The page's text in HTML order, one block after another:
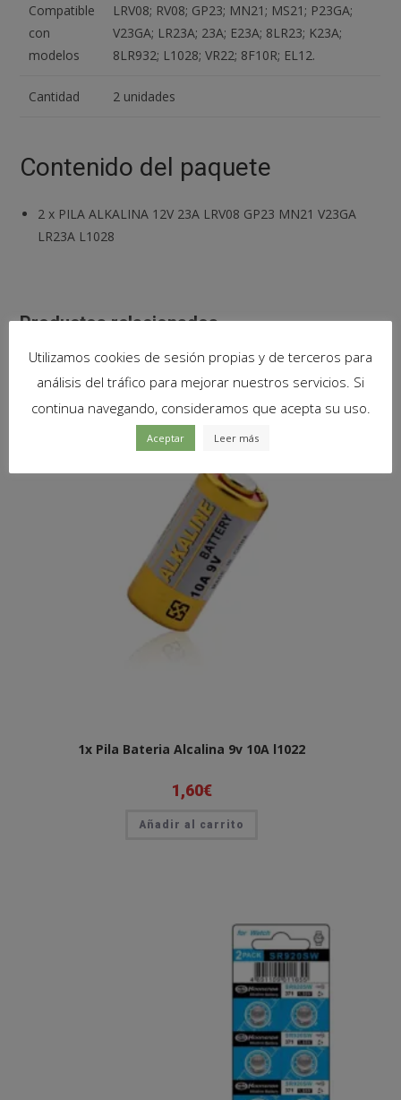
Compatible
con
modelos
LRV08; RV08; GP23; MN21; MS21; P23GA;
V23GA; LR23A; 23A; E23A; 8LR23; K23A;
8LR932; L1028; VR22; 8F10R; EL12.
Cantidad 2 unidades
Contenido del paquete
2 x PILA ALKALINA 12V 23A LRV08 GP23 MN21 V23GA
LR23A L1028
Productos relacionados
1x Pila Bateria Alcalina 9v 10A l1022
1,60€
Añadir al carrito
Utilizamos cookies de sesión propias y de terceros para
análisis del tráfico para mejorar nuestros servicios. Si
continua navegando, consideramos que acepta su uso.
Aceptar Leer más